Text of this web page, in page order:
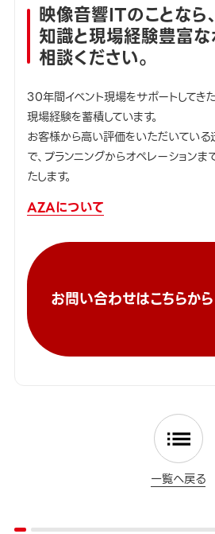
映像音響ITのことなら、
知識と現場経験豊富な
相談ください。
30年間イベント現場をサポートしてき
現場経験を蓄積しています。
お客様から高い評価をいただいてい
で、プランニングからオペレーション
たします。
AZAについて
お問い合わせはこちらから
一覧へ戻る